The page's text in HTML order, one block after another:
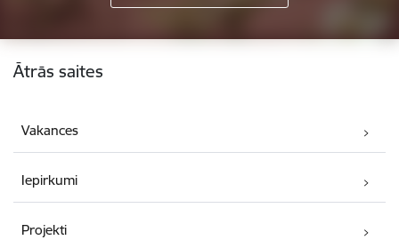
Kājene
Ātrās saites
Vakances
Iepirkumi
Projekti